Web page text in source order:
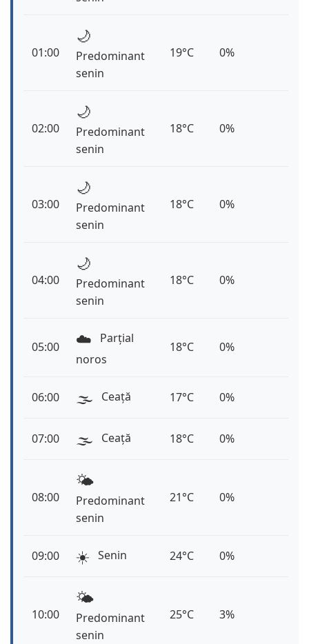
01:00
🌙
Predominant
senin
19°C 0%
02:00
🌙
Predominant
senin
18°C 0%
03:00
🌙
Predominant
senin
18°C 0%
04:00
🌙
Predominant
senin
18°C 0%
05:00 ☁️
Parțial
noros
18°C 0%
06:00 🌫️ Ceață 17°C 0%
07:00 🌫️ Ceață 18°C 0%
08:00
🌤️
Predominant
senin
21°C 0%
09:00 ☀️ Senin 24°C 0%
10:00
🌤️
Predominant
senin
25°C 3%